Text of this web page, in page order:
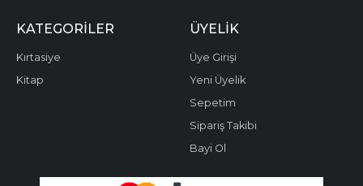
KATEGORILER
Kırtasiye
Kitap
ÜYELIK
Üye Girişi
Yeni Üyelik
Sepetim
Sipariş Takibi
Bayi Ol